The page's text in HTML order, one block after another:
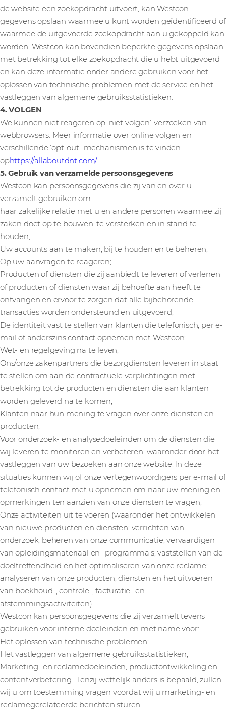
de website een zoekopdracht uitvoert, kan Westcon
gegevens opslaan waarmee u kunt worden geïdentificeerd of
waarmee de uitgevoerde zoekopdracht aan u gekoppeld kan
worden. Westcon kan bovendien beperkte gegevens opslaan
met betrekking tot elke zoekopdracht die u hebt uitgevoerd
en kan deze informatie onder andere gebruiken voor het
oplossen van technische problemen met de service en het
vastleggen van algemene gebruiksstatistieken.
4. VOLGEN
We kunnen niet reageren op ‘niet volgen’-verzoeken van
webbrowsers. Meer informatie over online volgen en
verschillende ‘opt-out’-mechanismen is te vinden
ophttps://allaboutdnt.com/
5. Gebruik van verzamelde persoonsgegevens
Westcon kan persoonsgegevens die zij van en over u
verzamelt gebruiken om:
haar zakelijke relatie met u en andere personen waarmee zij
zaken doet op te bouwen, te versterken en in stand te
houden;
Uw accounts aan te maken, bij te houden en te beheren;
Op uw aanvragen te reageren;
Producten of diensten die zij aanbiedt te leveren of verlenen
of producten of diensten waar zij behoefte aan heeft te
ontvangen en ervoor te zorgen dat alle bijbehorende
transacties worden ondersteund en uitgevoerd;
De identiteit vast te stellen van klanten die telefonisch, per e-
mail of anderszins contact opnemen met Westcon;
Wet- en regelgeving na te leven;
Ons/onze zakenpartners die bezorgdiensten leveren in staat
te stellen om aan de contractuele verplichtingen met
betrekking tot de producten en diensten die aan klanten
worden geleverd na te komen;
Klanten naar hun mening te vragen over onze diensten en
producten;
Voor onderzoek- en analysedoeleinden om de diensten die
wij leveren te monitoren en verbeteren, waaronder door het
vastleggen van uw bezoeken aan onze website. In deze
situaties kunnen wij of onze vertegenwoordigers per e-mail of
telefonisch contact met u opnemen om naar uw mening en
opmerkingen ten aanzien van onze diensten te vragen;
Onze activiteiten uit te voeren (waaronder het ontwikkelen
van nieuwe producten en diensten; verrichten van
onderzoek; beheren van onze communicatie; vervaardigen
van opleidingsmateriaal en -programma’s; vaststellen van de
doeltreffendheid en het optimaliseren van onze reclame;
analyseren van onze producten, diensten en het uitvoeren
van boekhoud-, controle-, facturatie- en
afstemmingsactiviteiten).
Westcon kan persoonsgegevens die zij verzamelt tevens
gebruiken voor interne doeleinden en met name voor:
Het oplossen van technische problemen;
Het vastleggen van algemene gebruiksstatistieken;
Marketing- en reclamedoeleinden, productontwikkeling en
contentverbetering. Tenzij wettelijk anders is bepaald, zullen
wij u om toestemming vragen voordat wij u marketing- en
reclamegerelateerde berichten sturen.